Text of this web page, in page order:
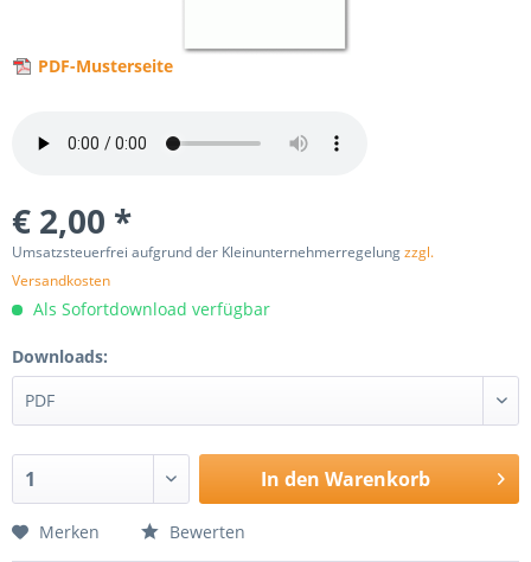
PDF-Musterseite
€ 2,00 *
Umsatzsteuerfrei aufgrund der Kleinunternehmerregelungzzgl.
Versandkosten
Als Sofortdownload verfügbar
Downloads:
In den Warenkorb
Merken Bewerten